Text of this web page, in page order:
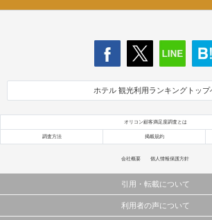
ホテル 観光利用ランキングトップ
オリコン顧客満足度調査とは
調査方法 掲載規約
会社概要 個人情報保護方針
引用・転載について
当サイトで公開されている情報（文字、写真、イラスト、画像
利用者の声について